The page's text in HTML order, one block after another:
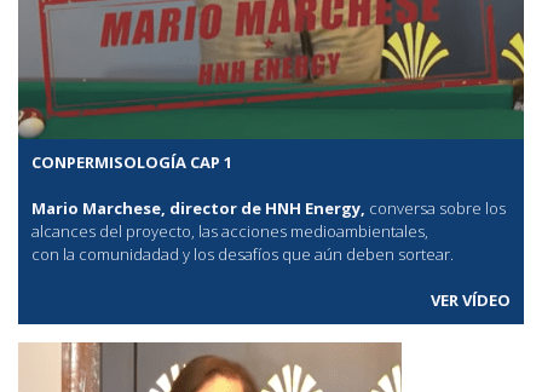
CONPERMISOLOGÍA CAP 1
Mario Marchese, director de HNH Energy, conversa sobre los
alcances del proyecto, las acciones medioambientales,
con la comunidadad y los desafíos que aún deben sortear.
VER VÍDEO